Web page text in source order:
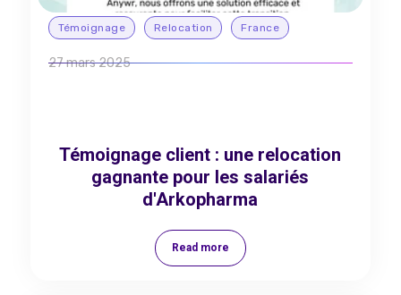
Témoignage Relocation France
27 mars 2025
Témoignage client : une relocation
gagnante pour les salariés
d'Arkopharma
Read more